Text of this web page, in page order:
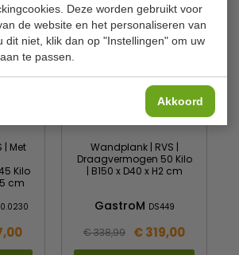
Deze worden gebruikt voor
de website en het personaliseren van
dit niet, klik dan op "Instellingen" om uw
te passen.
Akkoord
| Met
Kilo
cm
Wandplank | RVS |
Draagvermogen 50 Kilo
| B150 x D40 x H2 cm
GastroM DS449
€ 338,99 € 319,00